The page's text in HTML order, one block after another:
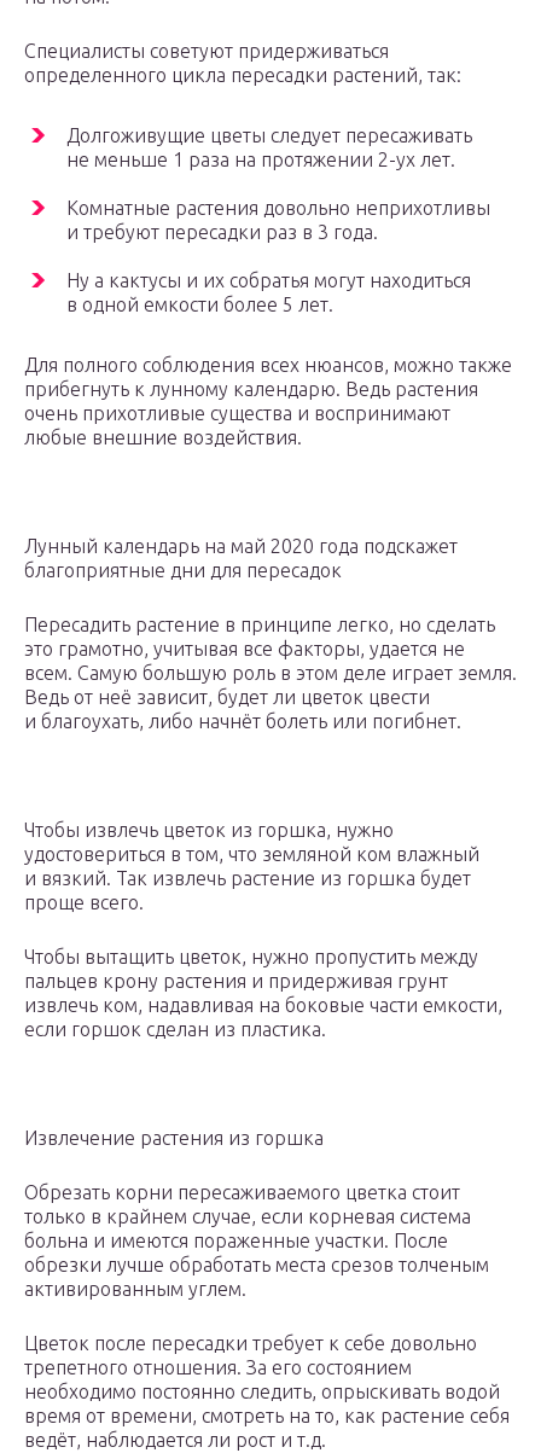
Специалисты советуют придерживаться
определенного цикла пересадки растений, так:
Долгоживущие цветы следует пересаживать
не меньше 1 раза на протяжении 2-ух лет.
Комнатные растения довольно неприхотливы
и требуют пересадки раз в 3 года.
Ну а кактусы и их собратья могут находиться
в одной емкости более 5 лет.
Для полного соблюдения всех нюансов, можно также
прибегнуть к лунному календарю. Ведь растения
очень прихотливые существа и воспринимают
любые внешние воздействия.
Лунный календарь на май 2020 года подскажет
благоприятные дни для пересадок
Пересадить растение в принципе легко, но сделать
это грамотно, учитывая все факторы, удается не
всем. Самую большую роль в этом деле играет земля.
Ведь от неё зависит, будет ли цветок цвести
и благоухать, либо начнёт болеть или погибнет.
Чтобы извлечь цветок из горшка, нужно
удостовериться в том, что земляной ком влажный
и вязкий. Так извлечь растение из горшка будет
проще всего.
Чтобы вытащить цветок, нужно пропустить между
пальцев крону растения и придерживая грунт
извлечь ком, надавливая на боковые части емкости,
если горшок сделан из пластика.
Извлечение растения из горшка
Обрезать корни пересаживаемого цветка стоит
только в крайнем случае, если корневая система
больна и имеются пораженные участки. После
обрезки лучше обработать места срезов толченым
активированным углем.
Цветок после пересадки требует к себе довольно
трепетного отношения. За его состоянием
необходимо постоянно следить, опрыскивать водой
время от времени, смотреть на то, как растение себя
ведёт, наблюдается ли рост и т.д.